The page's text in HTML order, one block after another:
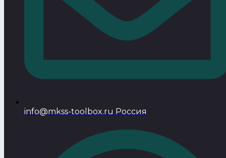
info@mkss-toolbox.ru Россия